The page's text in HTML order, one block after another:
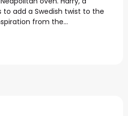
to add a Swedish twist to the
from the...